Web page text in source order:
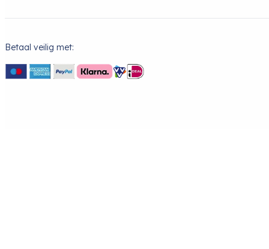
Betaal veilig met: